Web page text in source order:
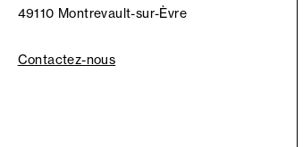
49110 Montrevault-sur-Èvre
Contactez-nous